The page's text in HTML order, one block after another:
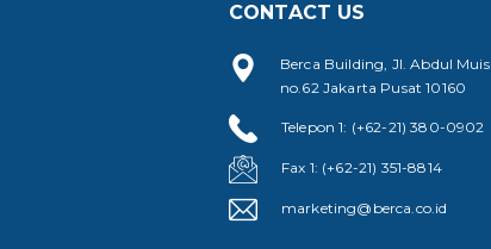
CONTACT US
Berca Building, Jl. Abdul Muis
no.62 Jakarta Pusat 10160
Telepon 1: (+62-21) 380-0902
Fax 1: (+62-21) 351-8814
marketing@berca.co.id